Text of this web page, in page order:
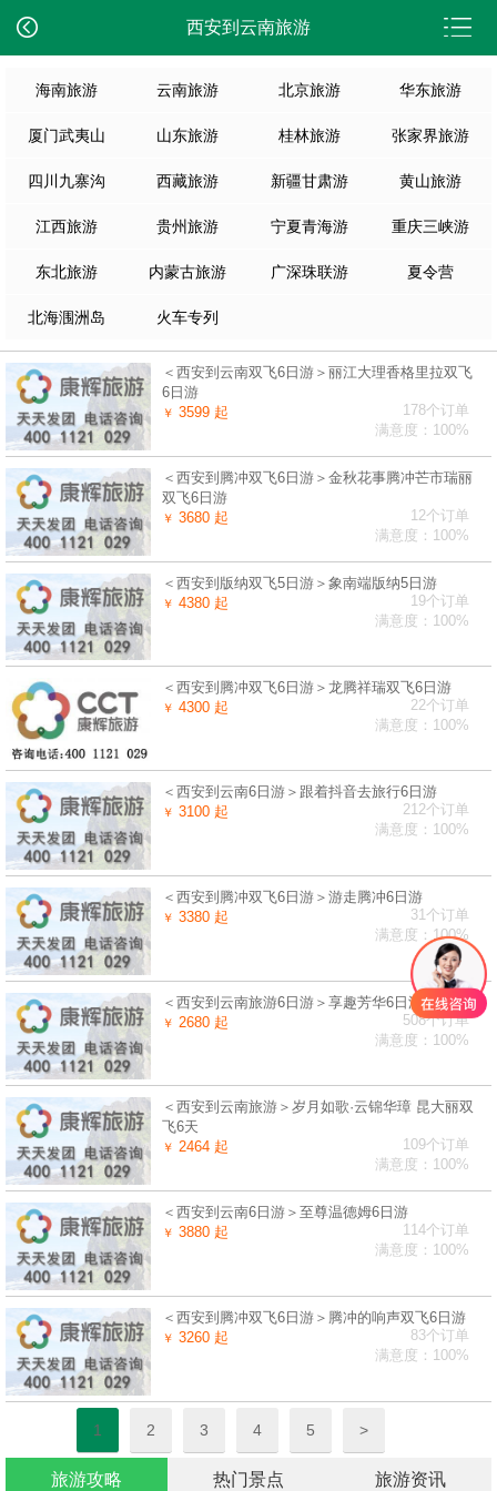
西安到云南旅游
海南旅游 云南旅游 北京旅游 华东旅游
厦门武夷山 山东旅游 桂林旅游 张家界旅游
四川九寨沟 西藏旅游 新疆甘肃游 黄山旅游
江西旅游 贵州旅游 宁夏青海游 重庆三峡游
东北旅游 内蒙古旅游 广深珠联游 夏令营
北海涠洲岛 火车专列
＜西安到云南双飞6日游＞丽江大理香格里拉双飞
6日游
￥ 3599 起
178个订单
满意度：100%
＜西安到腾冲双飞6日游＞金秋花事腾冲芒市瑞丽
双飞6日游
￥ 3680 起
12个订单
满意度：100%
＜西安到版纳双飞5日游＞象南端版纳5日游
￥ 4380 起
19个订单
满意度：100%
＜西安到腾冲双飞6日游＞龙腾祥瑞双飞6日游
￥ 4300 起
22个订单
满意度：100%
＜西安到云南6日游＞跟着抖音去旅行6日游
￥ 3100 起
212个订单
满意度：100%
＜西安到腾冲双飞6日游＞游走腾冲6日游
￥ 3380 起
31个订单
满意度：100%
＜西安到云南旅游6日游＞享趣芳华6日游
￥ 2680 起
508个订单
满意度：100%
＜西安到云南旅游＞岁月如歌·云锦华璋 昆大丽双
飞6天
￥ 2464 起
109个订单
满意度：100%
＜西安到云南6日游＞至尊温德姆6日游
￥ 3880 起
114个订单
满意度：100%
＜西安到腾冲双飞6日游＞腾冲的响声双飞6日游
￥ 3260 起
83个订单
满意度：100%
1 2 3 4 5 >
旅游攻略 热门景点 旅游资讯